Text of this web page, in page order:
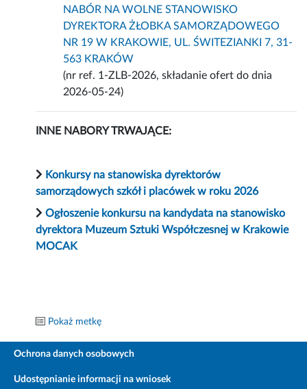
NABÓR NA WOLNE STANOWISKO
DYREKTORA ŻŁOBKA SAMORZĄDOWEGO
NR 19 W KRAKOWIE, UL. ŚWITEZIANKI 7, 31-
563 KRAKÓW
(nr ref. 1-ZLB-2026, składanie ofert do dnia
2026-05-24)
INNE NABORY TRWAJĄCE:
Konkursy na stanowiska dyrektorów
samorządowych szkół i placówek w roku 2026
Ogłoszenie konkursu na kandydata na stanowisko
dyrektora Muzeum Sztuki Współczesnej w Krakowie
MOCAK
Pokaż metkę
Ochrona danych osobowych
Udostępnianie informacji na wniosek